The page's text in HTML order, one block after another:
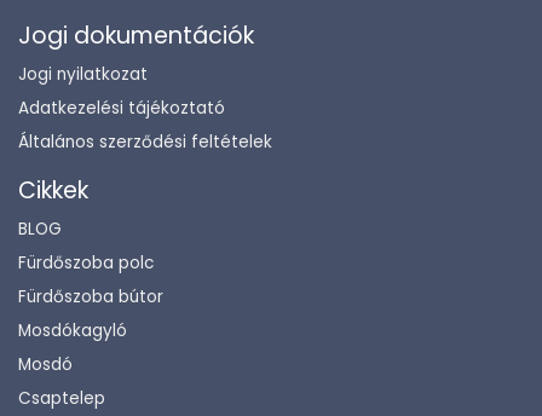
Jogi dokumentációk
Jogi nyilatkozat
Adatkezelési tájékoztató
Általános szerződési feltételek
Cikkek
BLOG
Fürdőszoba polc
Fürdőszoba bútor
Mosdókagyló
Mosdó
Csaptelep